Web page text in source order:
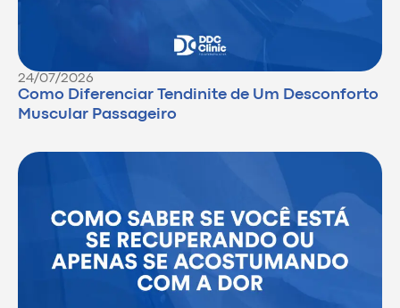
24/07/2026
Como Diferenciar Tendinite de Um Desconforto
Muscular Passageiro